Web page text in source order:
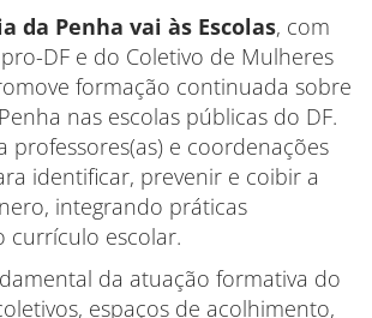
da Penha vai às Escolas, com
DF e do Coletivo de Mulheres
formação continuada sobre
nas escolas públicas do DF.
professores(as) e coordenações
identificar, prevenir e coibir a
integrando práticas
currículo escolar.
da atuação formativa do
espaços de acolhimento,